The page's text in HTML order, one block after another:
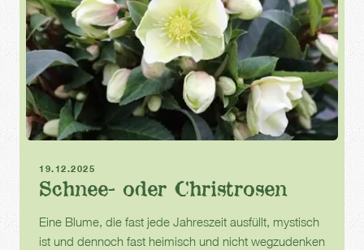
19.12.2025
Schnee- oder Christrosen
Eine Blume, die fast jede Jahreszeit ausfüllt, mystisch
ist und dennoch fast heimisch und nicht wegzudenken